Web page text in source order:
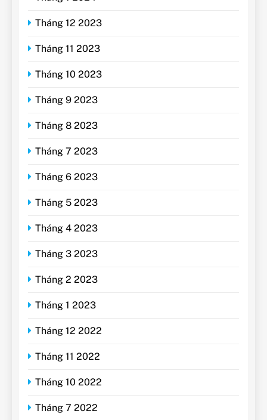
Tháng 12 2023
Tháng 11 2023
Tháng 10 2023
Tháng 9 2023
Tháng 8 2023
Tháng 7 2023
Tháng 6 2023
Tháng 5 2023
Tháng 4 2023
Tháng 3 2023
Tháng 2 2023
Tháng 1 2023
Tháng 12 2022
Tháng 11 2022
Tháng 10 2022
Tháng 7 2022